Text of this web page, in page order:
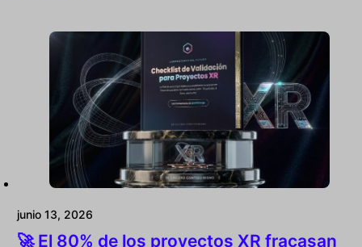
junio 13, 2026
🚀 El 80% de los proyectos XR fracasan